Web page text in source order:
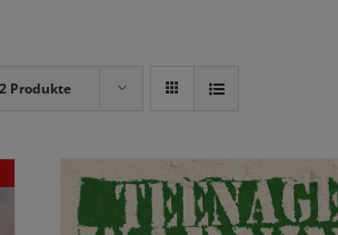
Produkte